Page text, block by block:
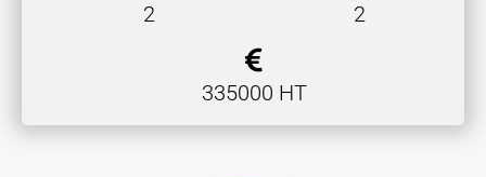
2 2
335000 HT